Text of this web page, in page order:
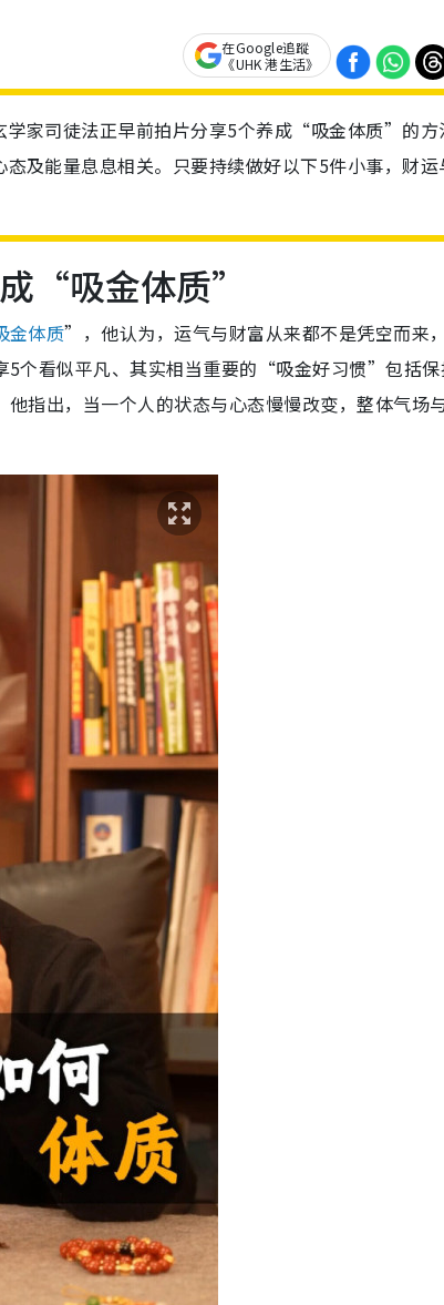
在Google追蹤
《UHK 港生活》
学家司徒法正早前拍片分享5个养成“吸金体质”的方
及能量息息相关。只要持续做好以下5件小事，财运
“吸金体质”
金体质”，他认为，运气与财富从来都不是凭空而来
5个看似平凡、其实相当重要的“吸金好习惯”包括
指出，当一个人的状态与心态慢慢改变，整体气场